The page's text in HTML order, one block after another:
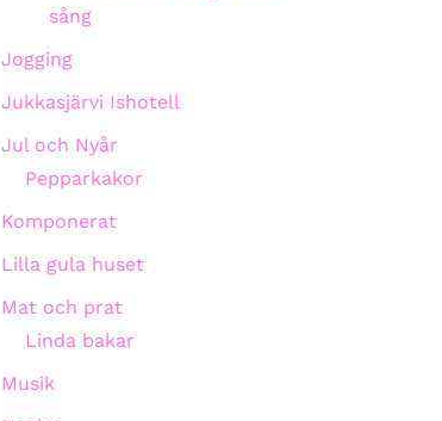
sång
Jogging
Jukkasjärvi Ishotell
Jul och Nyår
Pepparkakor
Komponerat
Lilla gula huset
Mat och prat
Linda bakar
Musik